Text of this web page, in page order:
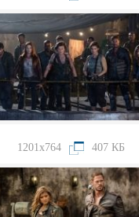
1201x764 407 КБ